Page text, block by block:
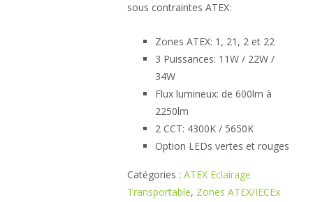
sous contraintes ATEX:
Zones ATEX: 1, 21, 2 et 22
3 Puissances: 11W / 22W /
34W
Flux lumineux: de 600lm à
2250lm
2 CCT: 4300K / 5650K
Option LEDs vertes et rouges
Catégories : ATEX Eclairage
Transportable, Zones ATEX/IECEx